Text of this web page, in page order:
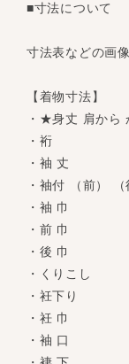
■寸法について
寸法表などの画
【着物寸法】
・★身丈 肩から
・裄
・袖 丈
・袖付 （前） （
・袖 巾
・前 巾
・後 巾
・くりこし
・衽下り
・衽 巾
・袖 口